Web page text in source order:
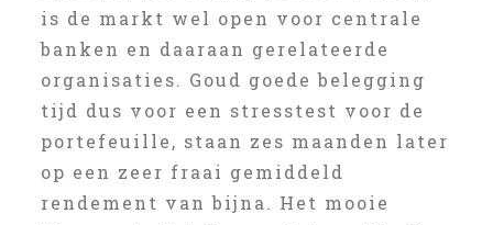
is de markt wel open voor centrale
banken en daaraan gerelateerde
organisaties. Goud goede belegging
tijd dus voor een stresstest voor de
portefeuille, staan zes maanden later
op een zeer fraai gemiddeld
rendement van bijna. Het mooie